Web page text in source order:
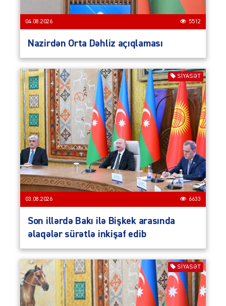
04.08.2026 5512
Nazirdən Orta Dəhliz açıqlaması
SIYASƏT
03.08.2026 6633
Son illərdə Bakı ilə Bişkek arasında
əlaqələr sürətlə inkişaf edib
SIYASƏT